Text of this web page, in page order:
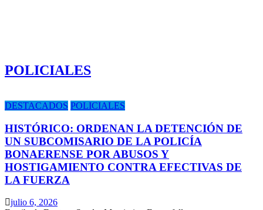
POLICIALES
DESTACADOS POLICIALES
HISTÓRICO: ORDENAN LA DETENCIÓN DE
UN SUBCOMISARIO DE LA POLICÍA
BONAERENSE POR ABUSOS Y
HOSTIGAMIENTO CONTRA EFECTIVAS DE
LA FUERZA
julio 6, 2026